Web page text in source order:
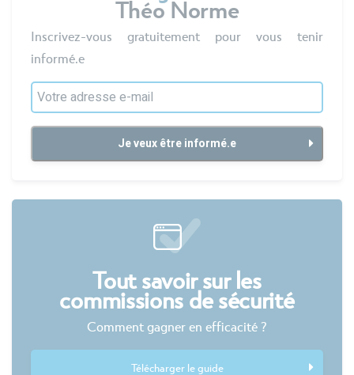
Théo Norme
Inscrivez-vous gratuitement pour vous tenir
informé.e
Tout savoir sur les
commissions de sécurité
Comment gagner en efficacité ?
Télécharger le guide